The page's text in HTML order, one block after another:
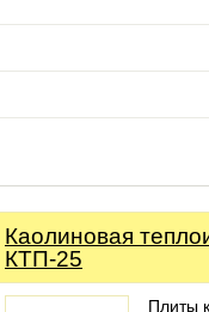
Каолиновая
КТП-25
Плиты